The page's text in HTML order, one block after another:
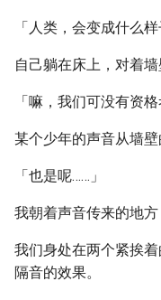
「人类，会变成什么样
自己躺在床上，对着墙
「嘛，我们可没有资
某个少年的声音从墙壁
「也是呢……」
我朝着声音传来的地方
我们身处在两个紧挨
隔音的效果。